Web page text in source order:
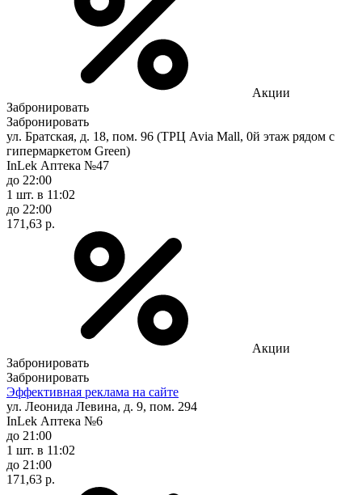
Акции
Забронировать
Забронировать
ул. Братская, д. 18, пом. 96 (ТРЦ Avia Mall, 0й этаж рядом с
гипермаркетом Green)
InLek Аптека №47
до 22:00
1 шт. в 11:02
до 22:00
171,63 р.
Акции
Забронировать
Забронировать
Эффективная реклама на сайте
ул. Леонида Левина, д. 9, пом. 294
InLek Аптека №6
до 21:00
1 шт. в 11:02
до 21:00
171,63 р.